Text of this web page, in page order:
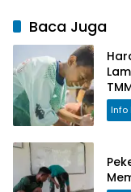
Ramaikan
Festival Perahu
Naga 2026
Baca Juga
Info